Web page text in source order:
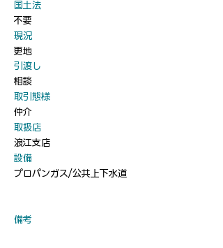
​国土法
不要
​現況
更地
​引渡し
相談
​取引態様
仲介
​取扱店
浪江支店
​設備
プロパンガス/公共上下水道
​備考